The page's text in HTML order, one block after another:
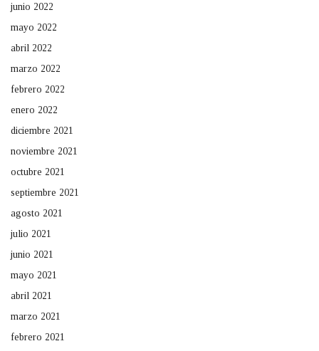
junio 2022
mayo 2022
abril 2022
marzo 2022
febrero 2022
enero 2022
diciembre 2021
noviembre 2021
octubre 2021
septiembre 2021
agosto 2021
julio 2021
junio 2021
mayo 2021
abril 2021
marzo 2021
febrero 2021